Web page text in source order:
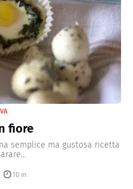
fiore
semplice ma gustosa ricetta
10 m